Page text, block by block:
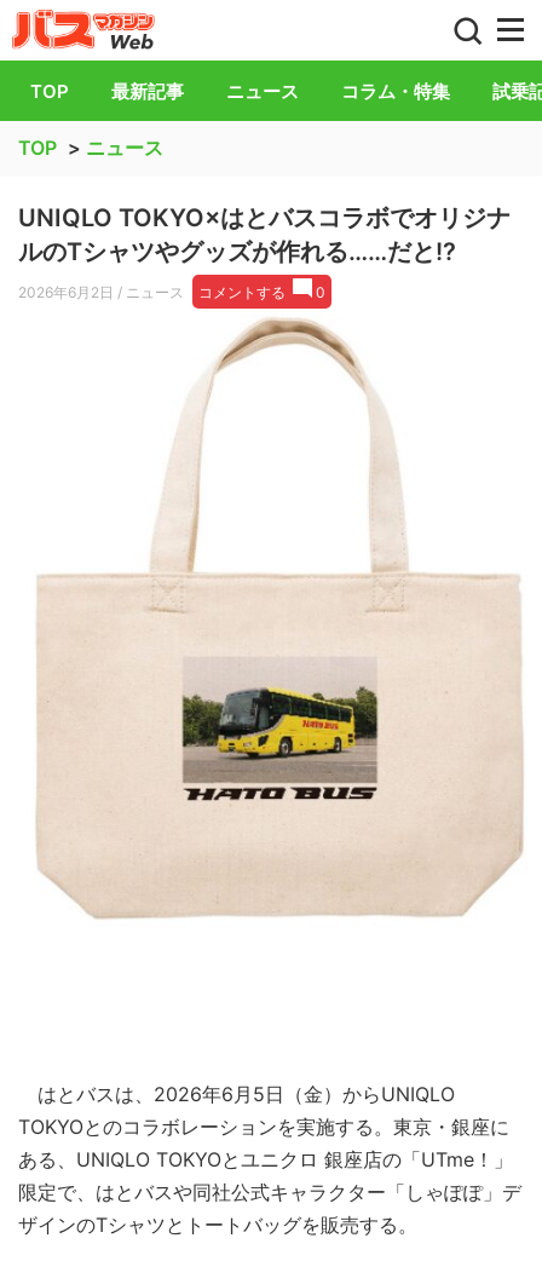
バス総合情報誌「バスマガジン」公式WEB
TOP 最新記事 ニュース コラム・特集 試乗
TOP > ニュース
UNIQLO TOKYO×はとバスコラボでオリジナ
ルのTシャツやグッズが作れる……だと!?
2026年6月2日 / ニュース コメントする 0
はとバスは、2026年6月5日（金）からUNIQLO
TOKYOとのコラボレーションを実施する。東京・銀座に
ある、UNIQLO TOKYOとユニクロ 銀座店の「UTme！」
限定で、はとバスや同社公式キャラクター「しゃぽぽ」デ
ザインのTシャツとトートバッグを販売する。